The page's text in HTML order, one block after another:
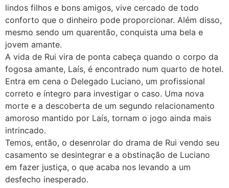
lindos filhos e bons amigos, vive cercado de todo
conforto que o dinheiro pode proporcionar. Além disso,
mesmo sendo um quarentão, conquista uma bela e
jovem amante.
A vida de Rui vira de ponta cabeça quando o corpo da
fogosa amante, Laís, é encontrado num quarto de hotel.
Entra em cena o Delegado Luciano, um profissional
correto e íntegro para investigar o caso. Uma nova
morte e a descoberta de um segundo relacionamento
amoroso mantido por Laís, tornam o jogo ainda mais
intrincado.
Temos, então, o desenrolar do drama de Rui vendo seu
casamento se desintegrar e a obstinação de Luciano
em fazer justiça, o que acaba nos levando a um
desfecho inesperado.